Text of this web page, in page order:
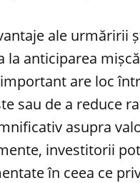
ale urmăririi
la anticiparea
are loc
sau de a reduce
asupra
investitorii
în ceea ce